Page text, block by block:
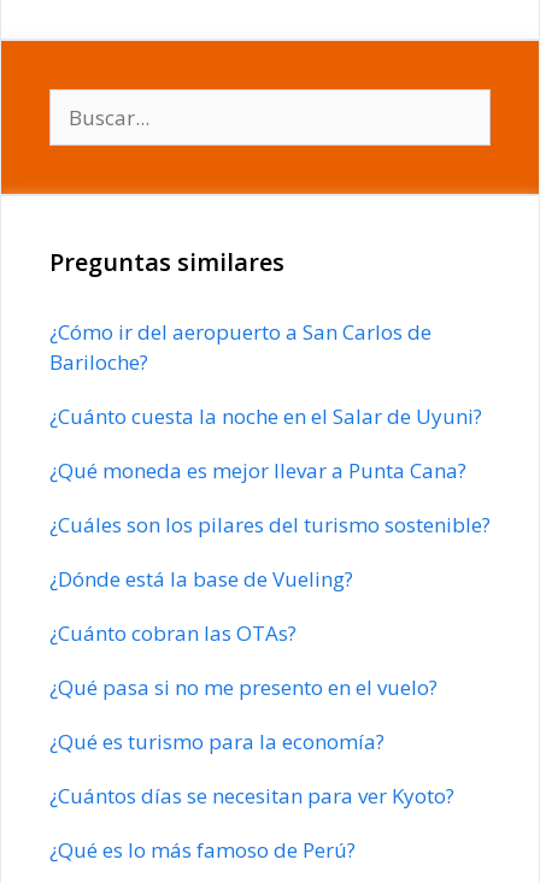
Preguntas similares
¿Cómo ir del aeropuerto a San Carlos de
Bariloche?
¿Cuánto cuesta la noche en el Salar de Uyuni?
¿Qué moneda es mejor llevar a Punta Cana?
¿Cuáles son los pilares del turismo sostenible?
¿Dónde está la base de Vueling?
¿Cuánto cobran las OTAs?
¿Qué pasa si no me presento en el vuelo?
¿Qué es turismo para la economía?
¿Cuántos días se necesitan para ver Kyoto?
¿Qué es lo más famoso de Perú?